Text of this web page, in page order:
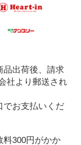
品出荷後、請求
社より郵送され
でお支払いくだ
300円がかか